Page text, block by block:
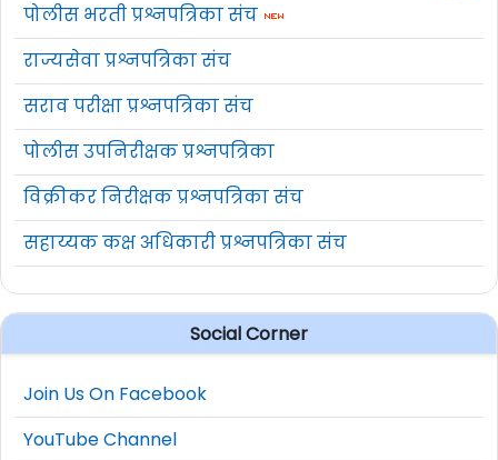
पोलीस भरती प्रश्नपत्रिका संच
राज्यसेवा प्रश्नपत्रिका संच
सराव परीक्षा प्रश्नपत्रिका संच
पोलीस उपनिरीक्षक प्रश्नपत्रिका
विक्रीकर निरीक्षक प्रश्नपत्रिका संच
सहाय्यक कक्ष अधिकारी प्रश्नपत्रिका संच
Social Corner
Join Us On Facebook
YouTube Channel